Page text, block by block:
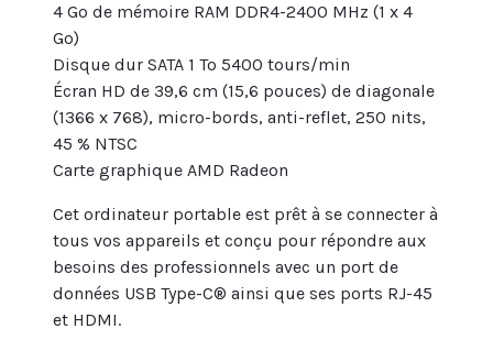
4 Go de mémoire RAM DDR4-2400 MHz (1 x 4
Go)
Disque dur SATA 1 To 5400 tours/min
Écran HD de 39,6 cm (15,6 pouces) de diagonale
(1366 x 768), micro-bords, anti-reflet, 250 nits,
45 % NTSC
Carte graphique AMD Radeon
Cet ordinateur portable est prêt à se connecter à
tous vos appareils et conçu pour répondre aux
besoins des professionnels avec un port de
données USB Type-C® ainsi que ses ports RJ-45
et HDMI.